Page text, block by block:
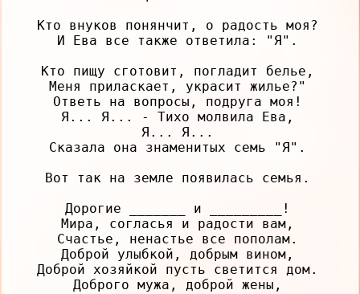
Кто внуков понянчит, о радость моя?
И Ева все также ответила: "Я".
Кто пищу сготовит, погладит белье,
Меня приласкает, украсит жилье?"
Ответь на вопросы, подруга моя!
Я... Я... - Тихо молвила Ева,
Я... Я...
Сказала она знаменитых семь "Я".
Вот так на земле появилась семья.
Дорогие _______ и _________!
Мира, согласья и радости вам,
Счастье, ненастье все пополам.
Доброй улыбкой, добрым вином,
Доброй хозяйкой пусть светится дом.
Доброго мужа, доброй жены,